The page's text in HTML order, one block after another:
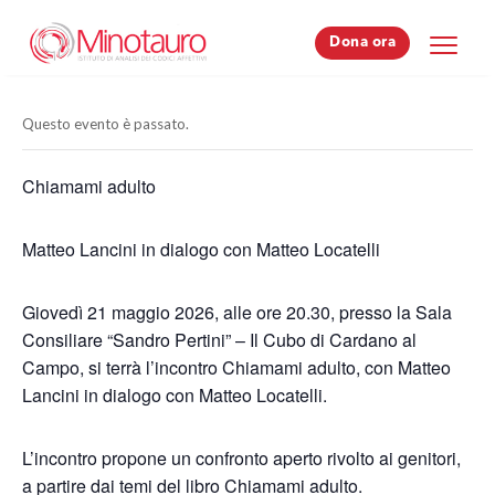
Dona ora
Dona ora
Questo evento è passato.
Chiamami adulto
Matteo Lancini in dialogo con Matteo Locatelli
Giovedì 21 maggio 2026, alle ore 20.30, presso la Sala
Consiliare “Sandro Pertini” – Il Cubo di Cardano al
Campo, si terrà l’incontro Chiamami adulto, con Matteo
Lancini in dialogo con Matteo Locatelli.
L’incontro propone un confronto aperto rivolto ai genitori,
a partire dai temi del libro Chiamami adulto.